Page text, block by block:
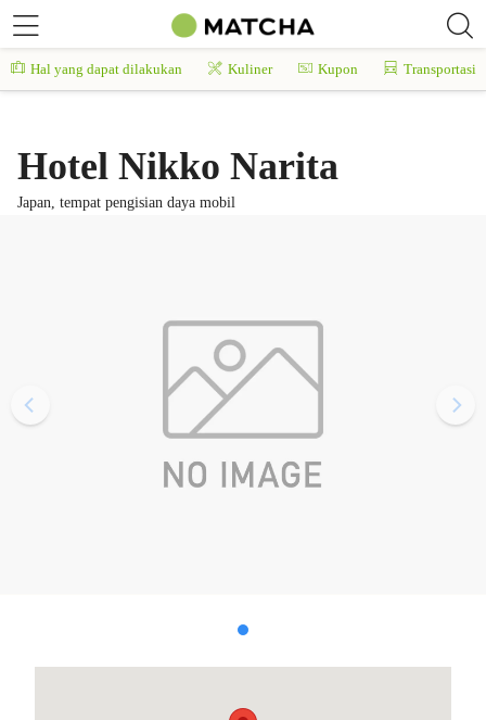
Hal yang dapat dilakukan Kuliner Kupon Transportasi
Hotel Nikko Narita
Japan, tempat pengisian daya mobil